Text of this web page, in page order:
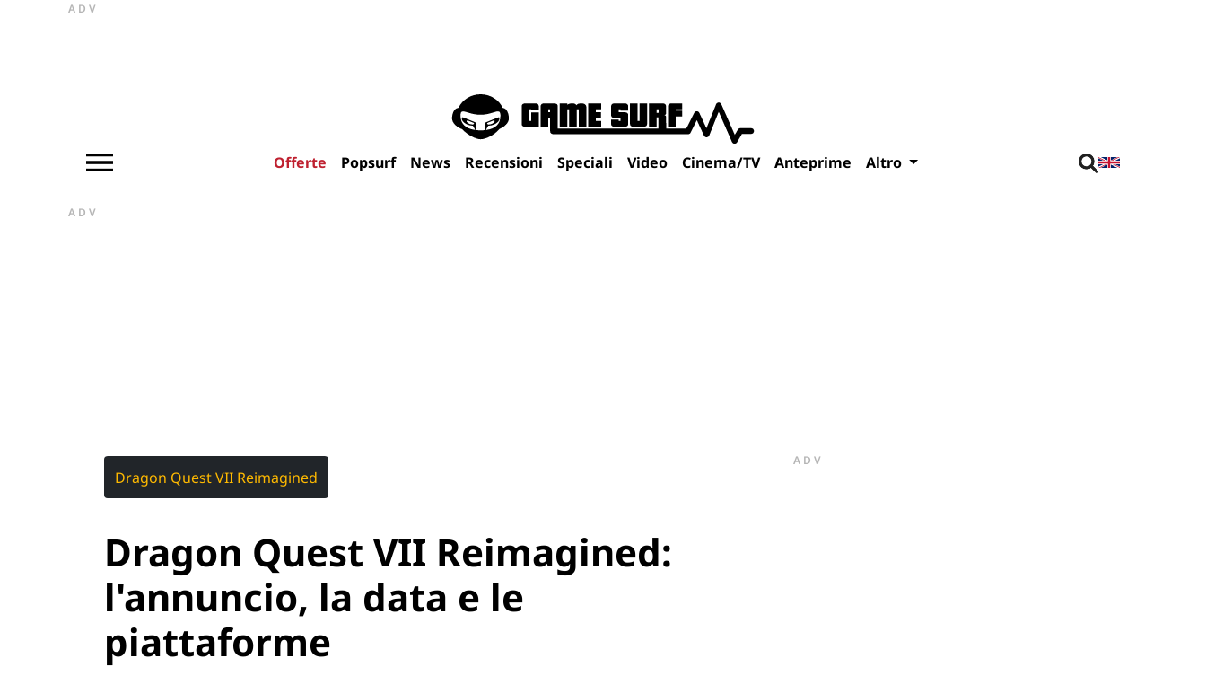
ADV
Offerte Popsurf News Recensioni Speciali Video Cinema/TV Anteprime Altro
ADV
Dragon Quest VII Reimagined
Dragon Quest VII Reimagined:
l'annuncio, la data e le
piattaforme
ADV